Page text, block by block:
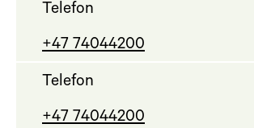
Telefon
+47 74044200
Telefon
+47 74044200